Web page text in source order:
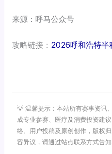
来源：呼马公众号
攻略链接： 2026呼和浩特半
💡 温馨提示：本站所有赛事资讯
成专业参赛、医疗及消费投资建
络、用户投稿及原创创作，版权
容异议，请通过站点联系方式告